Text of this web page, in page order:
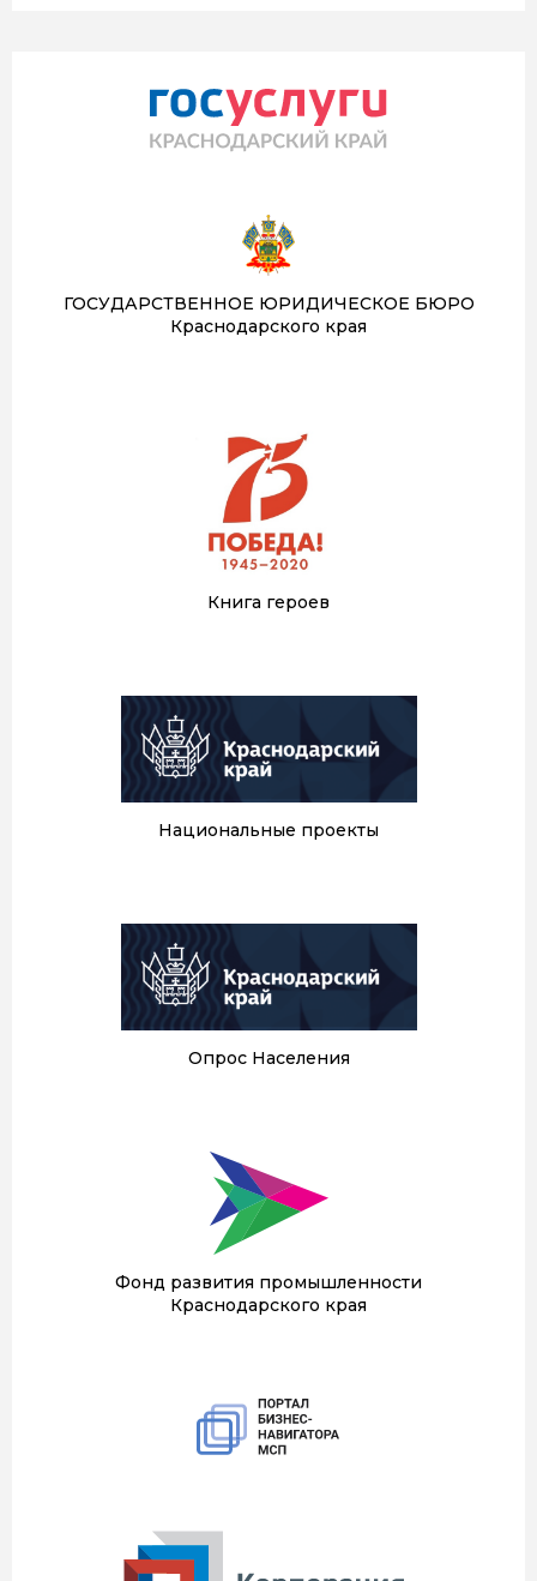
ГОСУДАРСТВЕННОЕ ЮРИДИЧЕСКОЕ БЮРО
Краснодарского края
Книга героев
Национальные проекты
Опрос Населения
Фонд развития промышленности
Краснодарского края